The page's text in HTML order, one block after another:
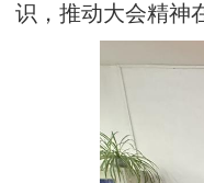
识，推动大会精神